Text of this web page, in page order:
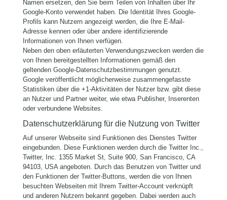
Namen ersetzen, den Sie beim Teilen von Inhalten über Ihr
Google-Konto verwendet haben. Die Identität Ihres Google-
Profils kann Nutzern angezeigt werden, die Ihre E-Mail-
Adresse kennen oder über andere identifizierende
Informationen von Ihnen verfügen.
Neben den oben erläuterten Verwendungszwecken werden die
von Ihnen bereitgestellten Informationen gemäß den
geltenden Google-Datenschutzbestimmungen genutzt.
Google veröffentlicht möglicherweise zusammengefasste
Statistiken über die +1-Aktivitäten der Nutzer bzw. gibt diese
an Nutzer und Partner weiter, wie etwa Publisher, Inserenten
oder verbundene Websites.
Datenschutzerklärung für die Nutzung von Twitter
Auf unserer Webseite sind Funktionen des Dienstes Twitter
eingebunden. Diese Funktionen werden durch die Twitter Inc.,
Twitter, Inc. 1355 Market St, Suite 900, San Francisco, CA
94103, USA angeboten. Durch das Benutzen von Twitter und
den Funktionen der Twitter-Buttons, werden die von Ihnen
besuchten Webseiten mit Ihrem Twitter-Account verknüpft
und anderen Nutzern bekannt gegeben. Dabei werden auch